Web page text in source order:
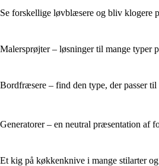
Se forskellige løvblæsere og bliv klogere
Malersprøjter – løsninger til mange typer
Bordfræsere – find den type, der passer
Generatorer – en neutral præsentation af
Et kig på køkkenknive i mange stilarter